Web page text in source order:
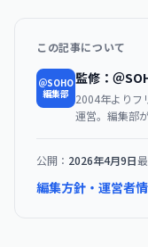
この記事について
＠SOHO
編集部
監修：＠
2004年よりフ
運営。編集部
公開： 2026年4月9日
編集方針・運営者